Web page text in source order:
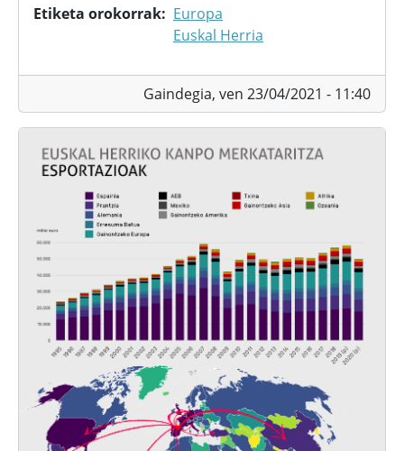
Etiketa orokorrak
Europa
Euskal Herria
Gaindegia, ven 23/04/2021 - 11:40